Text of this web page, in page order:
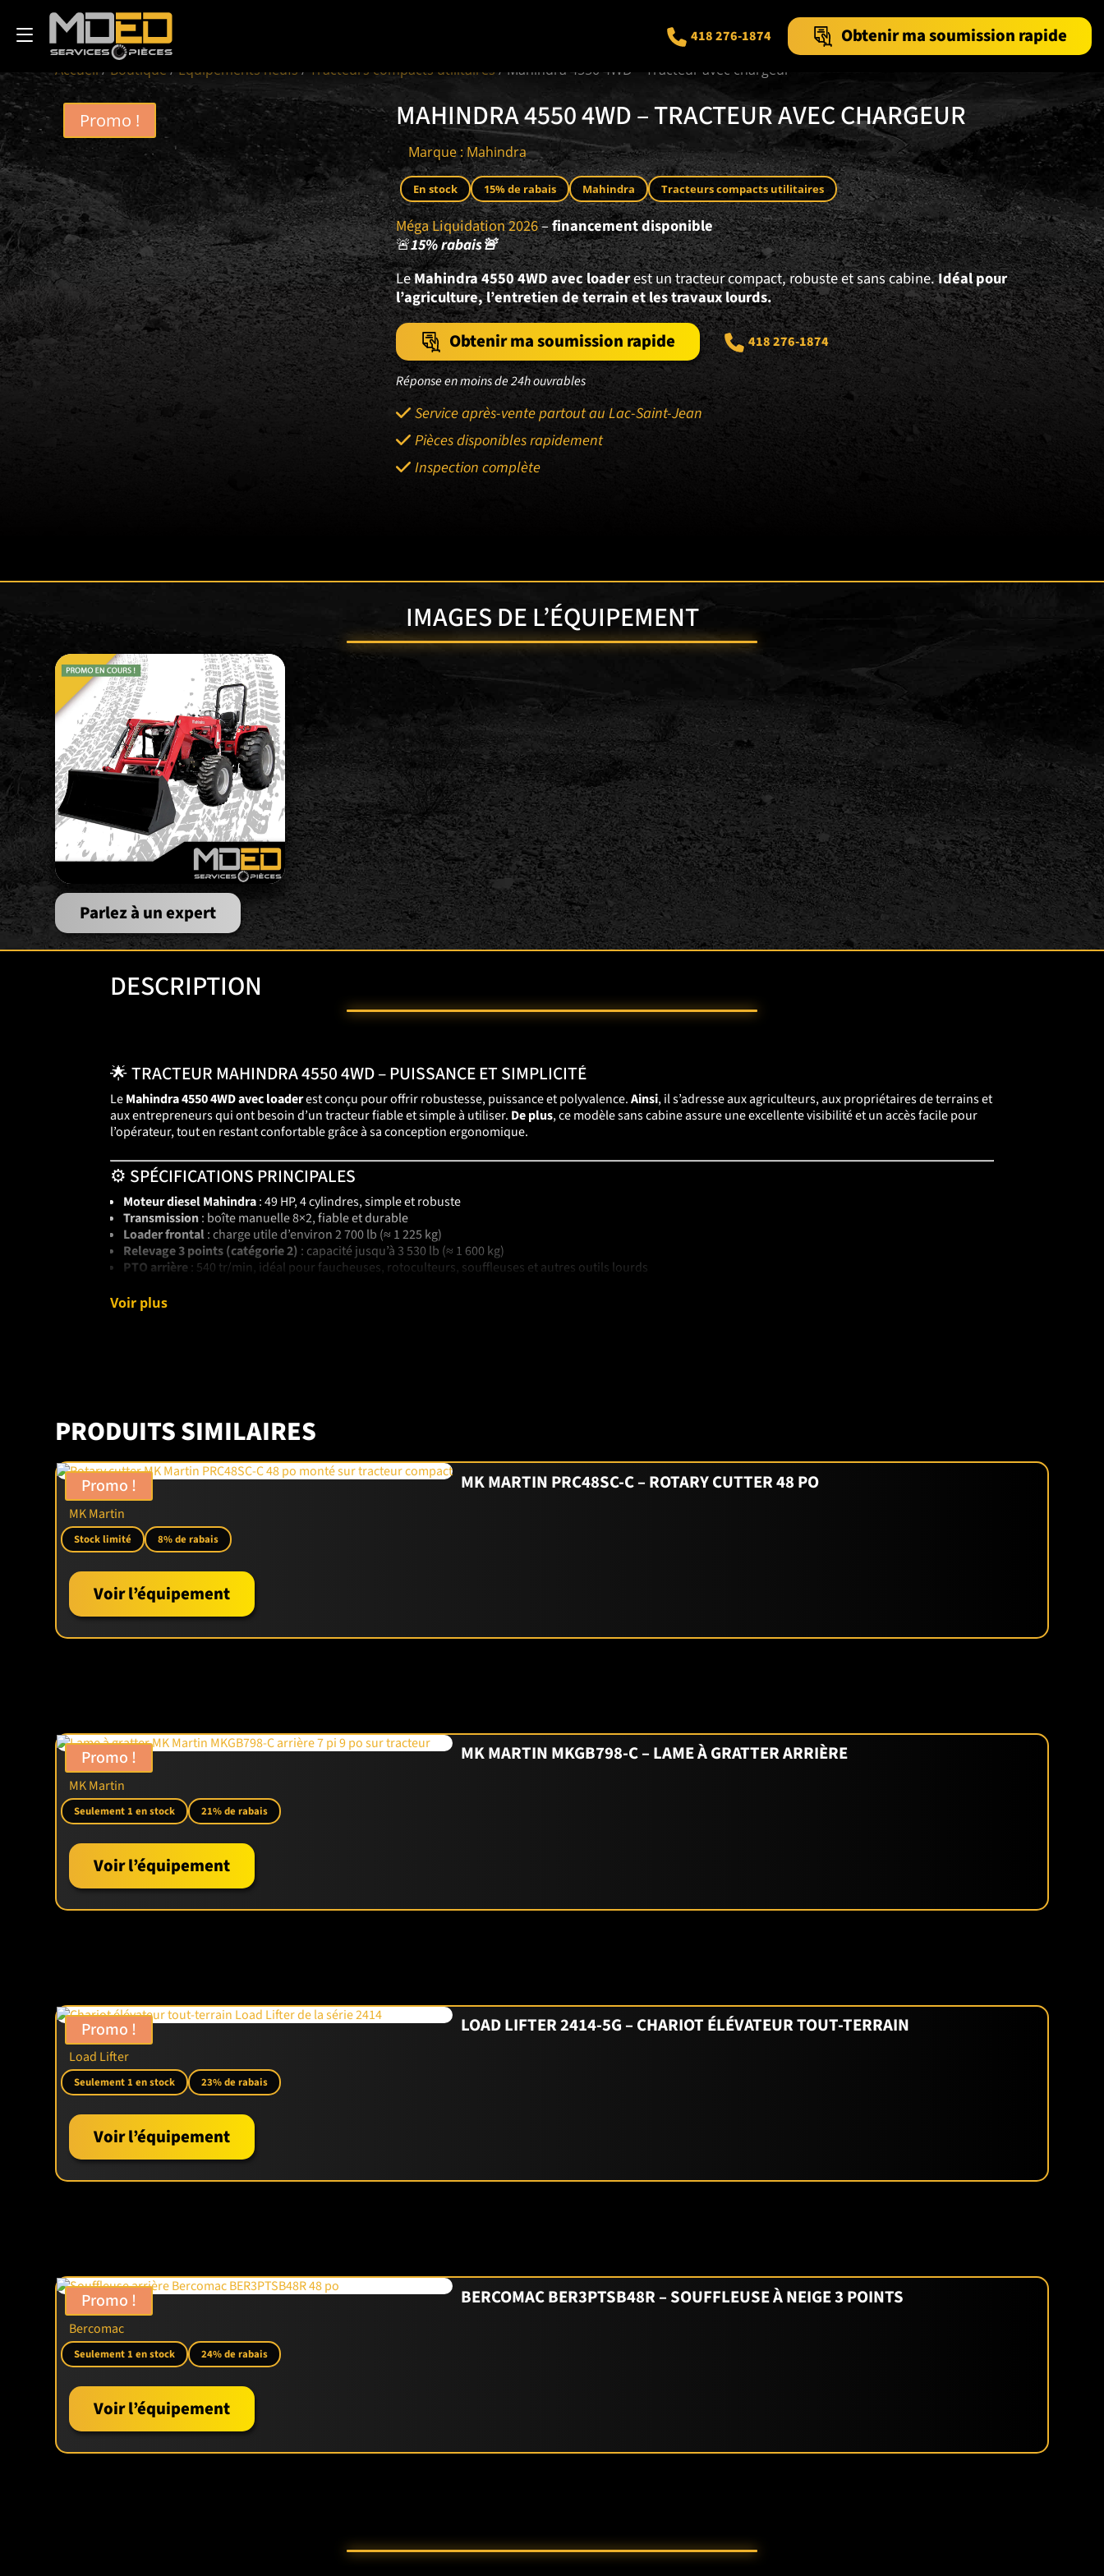
418 276-1874 Obtenir ma soumission rapide
Accueil / Boutique / Équipements neufs / Tracteurs compacts utilitaires / Mahindra 4550 4WD – Tracteur avec chargeur
Promo ! MAHINDRA 4550 4WD – TRACTEUR AVEC CHARGEUR
Marque : Mahindra
En stock 15% de rabais Mahindra Tracteurs compacts utilitaires
Méga Liquidation 2026–financement disponible
🚨15% rabais🚨
LeMahindra 4550 4WD avec loaderest un tracteur compact, robuste et sans cabine.Idéal pour
l’agriculture, l’entretien de terrain et les travaux lourds.
Obtenir ma soumission rapide 418 276-1874
Réponse en moins de 24h ouvrables
Service après-vente partout au Lac-Saint-Jean
Pièces disponibles rapidement
Inspection complète
IMAGES DE L’ÉQUIPEMENT
Parlez à un expert
DESCRIPTION
🌟 TRACTEUR MAHINDRA 4550 4WD – PUISSANCE ET SIMPLICITÉ
LeMahindra 4550 4WD avec loaderest conçu pour offrir robustesse, puissance et polyvalence.Ainsi, il s’adresse aux agriculteurs, aux propriétaires de terrains et
aux entrepreneurs qui ont besoin d’un tracteur fiable et simple à utiliser. De plus, ce modèle sans cabine assure une excellente visibilité et un accès facile pour
l’opérateur, tout en restant confortable grâce à sa conception ergonomique.
⚙️ SPÉCIFICATIONS PRINCIPALES
Moteur diesel Mahindra: 49 HP, 4 cylindres, simple et robuste
Transmission: boîte manuelle 8×2, fiable et durable
Loader frontal: charge utile d’environ 2 700 lb (≈ 1 225 kg)
Relevage 3 points (catégorie 2) : capacité jusqu’à 3 530 lb (≈ 1 600 kg)
PTO arrière: 540 tr/min, idéal pour faucheuses, rotoculteurs, souffleuses et autres outils lourds
Direction assistée
Siège confortable
points puissant.Ainsi, il peut être utilisé toute l’année pour des tâches variées, du champ aux travaux de ferme.
✅ AVANTAGES ET COMPARAISON
LeMahindra 4550 4WD avec loader se distingue par sa robustesse et sa capacité de levage élevée. Contrairement aux modèles sous-compacts comme le
Mahindra 1120
conséquent, il constitue un excellent choix pour ceux qui recherchent un tracteur fiable sans superflu.
👉 Comparez-le aussi au
🌍 MAHINDRA, UN LEADER MONDIAL
Mahindra est le premier fabricant mondial de tracteurs en volume de ventes.
Voir plus
PRODUITS SIMILAIRES
Promo ! MK MARTIN PRC48SC-C – ROTARY CUTTER 48 PO
MK Martin
Stock limité 8% de rabais
Voir l’équipement
Promo ! MK MARTIN MKGB798-C – LAME À GRATTER ARRIÈRE
MK Martin
Seulement 1 en stock 21% de rabais
Voir l’équipement
Promo ! LOAD LIFTER 2414-5G – CHARIOT ÉLÉVATEUR TOUT-TERRAIN
Load Lifter
Seulement 1 en stock 23% de rabais
Voir l’équipement
Promo ! BERCOMAC BER3PTSB48R – SOUFFLEUSE À NEIGE 3 POINTS
Bercomac
Seulement 1 en stock 24% de rabais
Voir l’équipement